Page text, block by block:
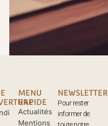
MENU
RAPIDE
Actualités
Mentions
NEWSLETTER
Pour rester
informer de